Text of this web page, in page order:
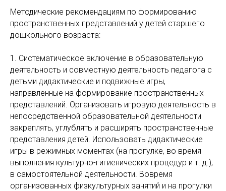
Методические рекомендациям по формированию
пространственных представлений у детей старшего
дошкольного возраста:
1. Систематическое включение в образовательную
деятельность и совместную деятельность педагога с
детьми дидактические и подвижные игры,
направленные на формирование пространственных
представлений. Организовать игровую деятельность в
непосредственной образовательной деятельности
закреплять, углублять и расширять пространственные
представления детей. Использовать дидактические
игры в режимных моментах (на прогулке, во время
выполнения культурно-гигиенических процедур и т. д.),
в самостоятельной деятельности. Вовремя
организованных физкультурных занятий и на прогулки